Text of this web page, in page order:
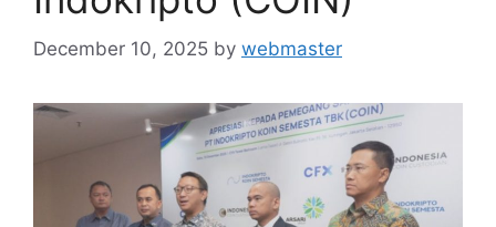
December 10, 2025 by webmaster